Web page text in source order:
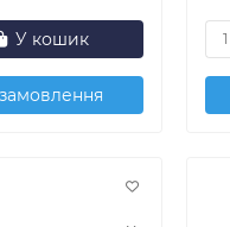
У кошик